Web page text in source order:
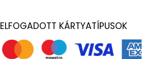
ELFOGADOTT KÁRTYATÍPUSOK